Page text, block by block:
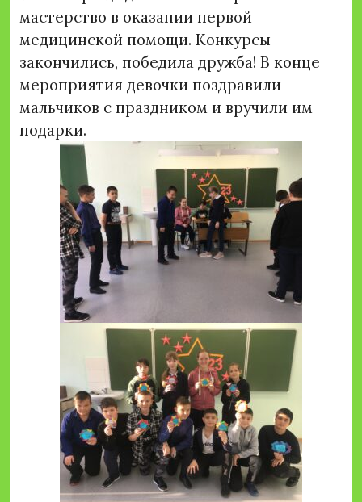
мастерство в оказании первой
медицинской помощи. Конкурсы
закончились, победила дружба! В конце
мероприятия девочки поздравили
мальчиков с праздником и вручили им
подарки.